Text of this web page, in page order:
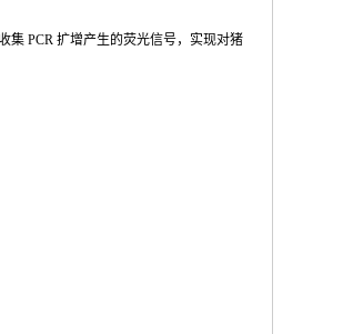
集 PCR 扩增产生的荧光信号，实现对猪